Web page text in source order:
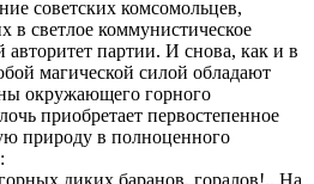
советских комсомольцев,
в светлое коммунистическое
партии. И снова, как и в
магической силой обладают
окружающего горного
приобретает первостепенное
природу в полноценного
диких баранов, горалов!.. На